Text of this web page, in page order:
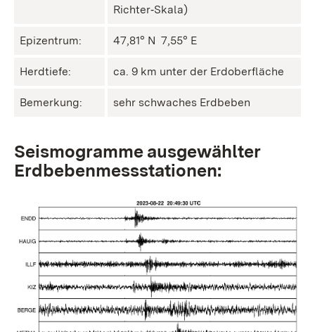
Richter‑Skala)
Epizentrum: 47,81° N ㅤ 7,55° E
Herdtiefe: ca. 9 km unter der Erdoberfläche
Bemerkung: sehr schwaches Erdbeben
Seismogramme ausgewählter
Erdbebenmessstationen: